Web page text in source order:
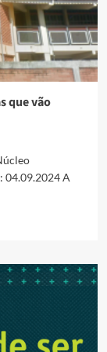
que vão
04.09.2024 A